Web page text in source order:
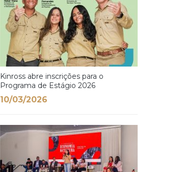
Kinross abre inscrições para o
Programa de Estágio 2026
10/03/2026